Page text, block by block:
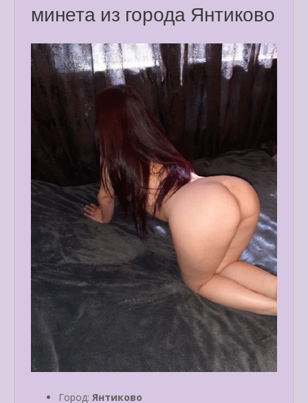
минета из города Янтиково
Город: Янтиково